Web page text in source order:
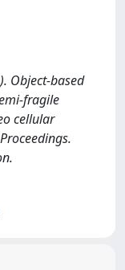
Object-based
fragile
cellular